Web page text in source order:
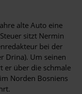
alte Auto eine
sitzt Nermin
bei der
Drina). Um seinen
er über die schmale
Norden Bosniens